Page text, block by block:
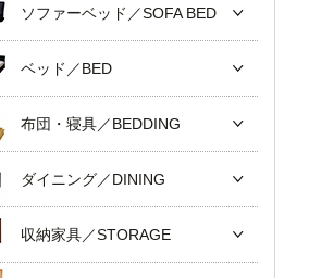
ソファーベッド／SOFA BED
ベッド／BED
布団・寝具／BEDDING
ダイニング／DINING
収納家具／STORAGE